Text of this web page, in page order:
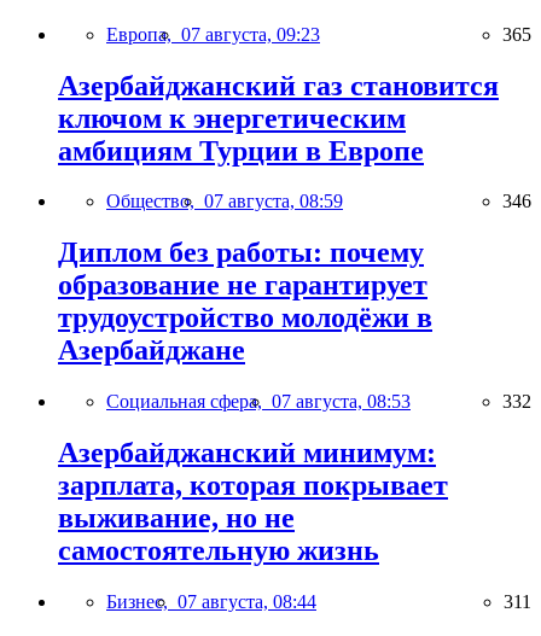
Европа, 07 августа, 09:23 365
Азербайджанский газ становится
ключом к энергетическим
амбициям Турции в Европе
Общество, 07 августа, 08:59 346
Диплом без работы: почему
образование не гарантирует
трудоустройство молодёжи в
Азербайджане
Социальная сфера, 07 августа, 08:53 332
Азербайджанский минимум:
зарплата, которая покрывает
выживание, но не
самостоятельную жизнь
Бизнес, 07 августа, 08:44 311